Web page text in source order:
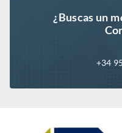
¿Buscas un
+34